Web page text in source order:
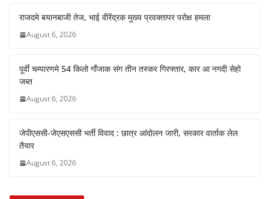
राजदमे बयानबाजी तेज, भाई वीरेंद्रक मुख्य प्रवक्तापर परोक्ष हमला
August 6, 2026
पूर्वी चम्पारणमे 54 किलो गाँजाक संग तीन तस्कर गिरफ्तार, कार आ नगदी सेहो
जब्त
August 6, 2026
जेपीएससी-जेएसएससी भर्ती विवाद : छात्र आंदोलन जारी, सरकार वार्ताक लेल
तैयार
August 6, 2026